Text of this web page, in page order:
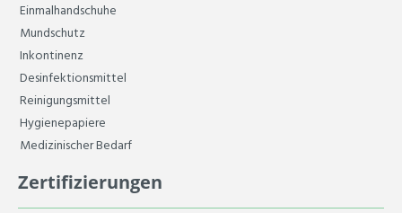
Einmalhandschuhe
Mundschutz
Inkontinenz
Desinfektionsmittel
Reinigungsmittel
Hygienepapiere
Medizinischer Bedarf
Zertifizierungen